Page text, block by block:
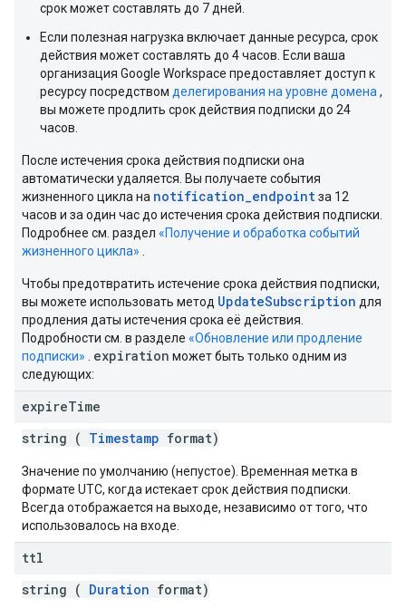
срок может составлять до 7 дней.
Если полезная нагрузка включает данные ресурса, срок
действия может составлять до 4 часов. Если ваша
организация Google Workspace предоставляет доступ к
ресурсу посредством делегирования на уровне домена ,
вы можете продлить срок действия подписки до 24
часов.
После истечения срока действия подписки она
автоматически удаляется. Вы получаете события
жизненного цикла на notification_endpointза 12
часов и за один час до истечения срока действия подписки.
Подробнее см. раздел «Получение и обработка событий
жизненного цикла»
Чтобы предотвратить истечение срока действия подписки,
вы можете использовать метод UpdateSubscription для
продления даты истечения срока её действия.
Подробности см. в разделе «Обновление или продление
подписки»
expiration может быть только одним из
следующих:
expireTime
string ( Timestamp format)
Значение по умолчанию (непустое). Временная метка в
формате UTC, когда истекает срок действия подписки.
Всегда отображается на выходе, независимо от того, что
использовалось на входе.
ttl
string ( Duration format)